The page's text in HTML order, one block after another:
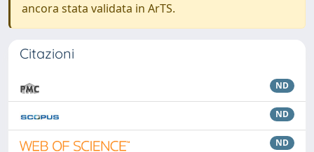
ancora stata validata in ArTS.
Citazioni
ND
ND
ND